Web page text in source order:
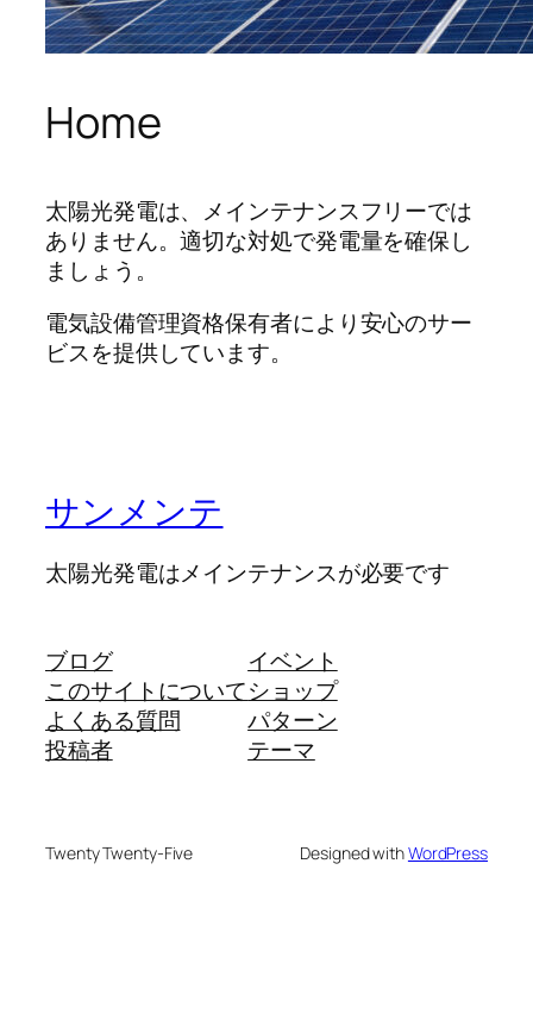
Home
太陽光発電は、メインテナンスフリーでは
ありません。適切な対処で発電量を確保し
ましょう。
電気設備管理資格保有者により安心のサー
ビスを提供しています。
サンメンテ
太陽光発電はメインテナンスが必要です
ブログ
このサイトについて
よくある質問
投稿者
イベント
ショップ
パターン
テーマ
Twenty Twenty-Five Designed withWordPress